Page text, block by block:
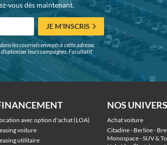
vous dès maintenant.
JE M'INSCRIS
les courriels envoyés à cette adresse,
leurs campagnes. Facultatif,
avec option d'achat (LOA)
voiture
utilitaire
NOS UNIVERS
Achat voiture
Citadine - Berline -
Monospace - SUV &